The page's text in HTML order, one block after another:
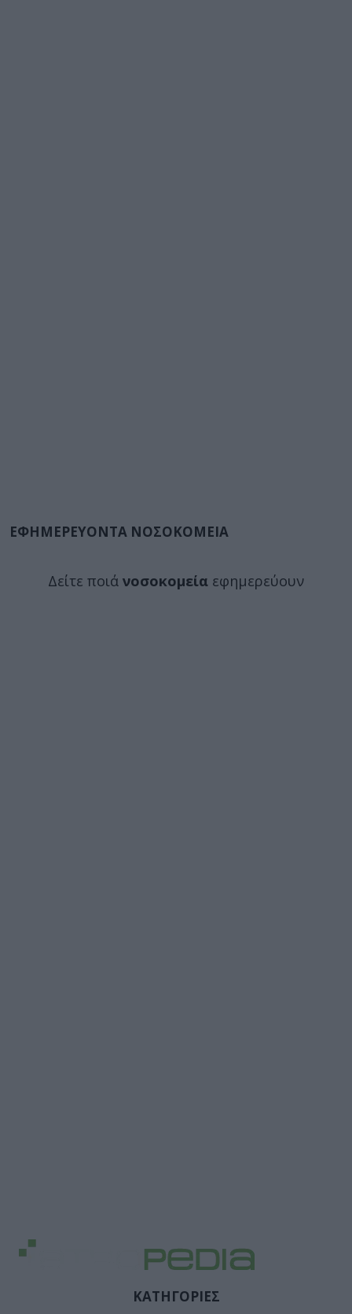
ΕΦΗΜΕΡΕΥΟΝΤΑ ΝΟΣΟΚΟΜΕΙΑ
Δείτε ποιά νοσοκομεία εφημερεύουν
ΚΑΤΗΓΟΡΙΕΣ